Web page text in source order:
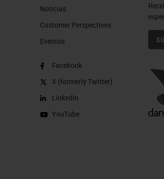
Notícias
Customer Perspectives​
Eventos
Facebook
X (formerly Twitter)
LinkedIn
YouTube